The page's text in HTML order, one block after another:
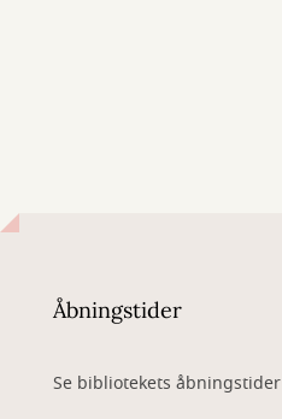
Åbningstider
Se bibliotekets åbningstider